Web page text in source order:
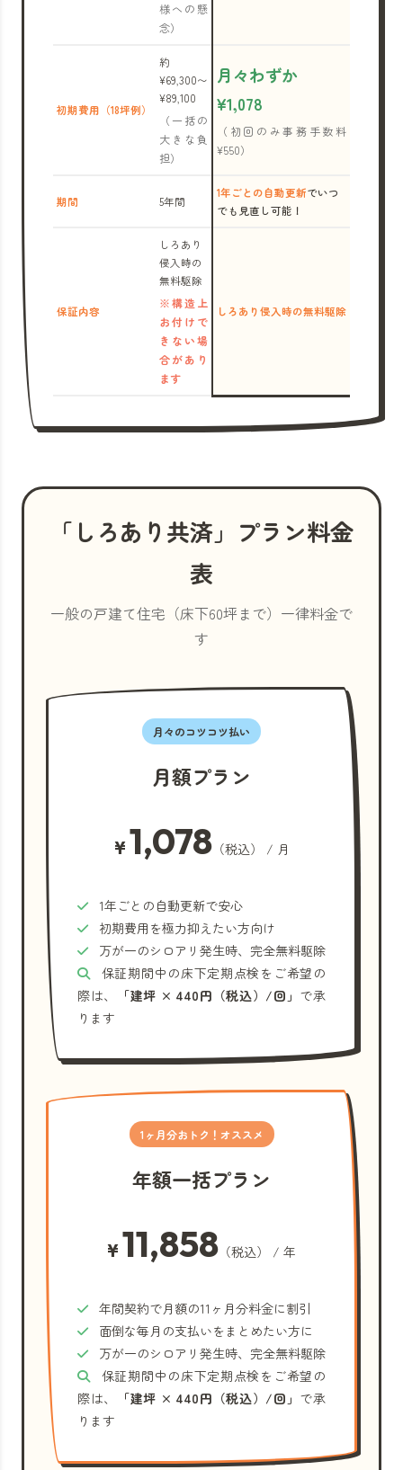
様への懸
念）
初期費用（18坪例）
約
¥69,300〜
¥89,100
（一括の
大きな負
担）
月々わずか
¥1,078
（初回のみ事務手数料
¥550）
期間 5年間
1年ごとの自動更新でいつ
でも見直し可能！
保証内容
しろあり
侵入時の
無料駆除
※構造上
お付けで
きない場
合があり
ます
しろあり侵入時の無料駆除
「しろあり共済」プラン料金
表
一般の戸建て住宅（床下60坪まで）一律料金で
す
月々のコツコツ払い
月額プラン
¥1,078（税込） / 月
1年ごとの自動更新で安心
初期費用を極力抑えたい方向け
万が一のシロアリ発生時、完全無料駆除
保証期間中の床下定期点検をご希望の
際は、
「建坪 × 440円（税込）/回」 で承
ります
1ヶ月分おトク！オススメ
年額一括プラン
¥11,858 （税込） / 年
年間契約で月額の11ヶ月分料金に割引
面倒な毎月の支払いをまとめたい方に
万が一のシロアリ発生時、完全無料駆除
保証期間中の床下定期点検をご希望の
際は、
「建坪 × 440円（税込）/回」 で承
ります